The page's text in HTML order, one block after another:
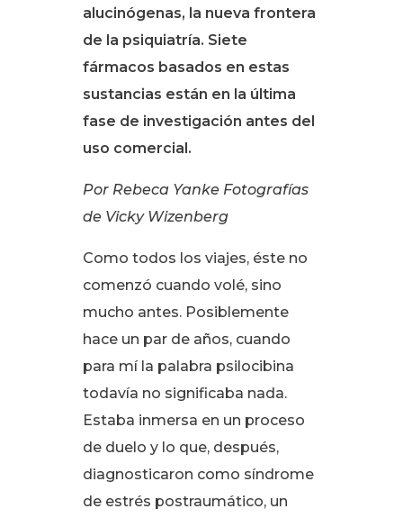
alucinógenas, la nueva frontera
de la psiquiatría. Siete
fármacos basados en estas
sustancias están en la última
fase de investigación antes del
uso comercial.
Por Rebeca Yanke Fotografías
de Vicky Wizenberg
Como todos los viajes, éste no
comenzó cuando volé, sino
mucho antes. Posiblemente
hace un par de años, cuando
para mí la palabra psilocibina
todavía no significaba nada.
Estaba inmersa en un proceso
de duelo y lo que, después,
diagnosticaron como síndrome
de estrés postraumático, un